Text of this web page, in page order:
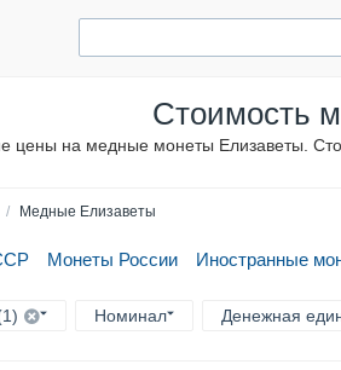
Стоимость
цены на медные монеты Елизаветы.
/ Медные Елизаветы
Монеты России Иностранные
Номинал Денежная